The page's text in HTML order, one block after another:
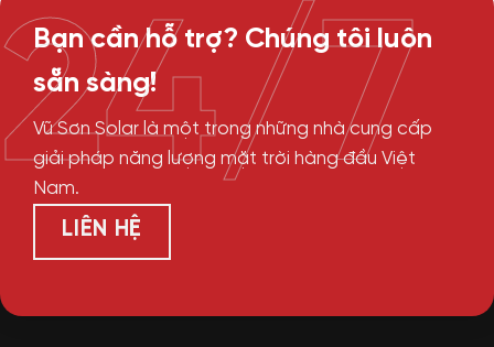
Bạn cần hỗ trợ? Chúng tôi luôn
sẵn sàng!
Vũ Sơn Solar là một trong những nhà cung cấp
giải pháp năng lượng mặt trời hàng đầu Việt
Nam.
LIÊN HỆ
24/7